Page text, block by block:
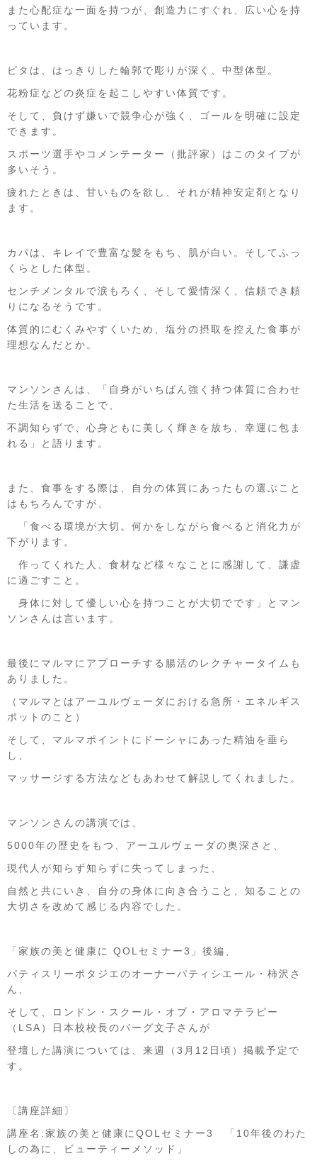
また心配症な一面を持つが、創造力にすぐれ、広い心を持
っています。
ピタは、はっきりした輪郭で彫りが深く、中型体型。
花粉症などの炎症を起こしやすい体質です。
そして、負けず嫌いで競争心が強く、ゴールを明確に設定
できます。
スポーツ選手やコメンテーター（批評家）はこのタイプが
多いそう。
疲れたときは、甘いものを欲し、それが精神安定剤となり
ます。
カパは、キレイで豊富な髪をもち、肌が白い。そしてふっ
くらとした体型。
センチメンタルで涙もろく、そして愛情深く、信頼でき頼
りになるそうです。
体質的にむくみやすくいため、塩分の摂取を控えた食事が
理想なんだとか。
マンソンさんは、「自身がいちばん強く持つ体質に合わせ
た生活を送ることで、
不調知らずで、心身ともに美しく輝きを放ち、幸運に包ま
れる」と語ります。
また、食事をする際は、自分の体質にあったもの選ぶこと
はもちろんですが、
「食べる環境が大切。何かをしながら食べると消化力が
下がります。
作ってくれた人、食材など様々なことに感謝して、謙虚
に過ごすこと。
身体に対して優しい心を持つことが大切でです」とマン
ソンさんは言います。
最後にマルマにアプローチする腸活のレクチャータイムも
ありました。
（マルマとはアーユルヴェーダにおける急所・エネルギス
ポットのこと）
そして、マルマポイントにドーシャにあった精油を垂ら
し、
マッサージする方法などもあわせて解説してくれました。
マンソンさんの講演では、
5000年の歴史をもつ、アーユルヴェーダの奥深さと、
現代人が知らず知らずに失ってしまった、
自然と共にいき、自分の身体に向き合うこと、知ることの
大切さを改めて感じる内容でした。
「家族の美と健康に QOLセミナー3」後編、
パティスリーポタジエのオーナーパティシエール・柿沢さ
ん、
そして、ロンドン・スクール・オブ・アロマテラピー
（LSA）日本校校長のバーグ文子さんが
登壇した講演については、来週（3月12日頃）掲載予定で
す。
〔講座詳細〕
講座名:家族の美と健康にQOLセミナー3 「10年後のわた
しの為に、ビューティーメソッド」